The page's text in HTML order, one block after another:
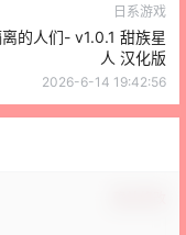
日系游戏
的人们- v1.0.1 甜族星
人 汉化版
2026-6-14 19:42:56